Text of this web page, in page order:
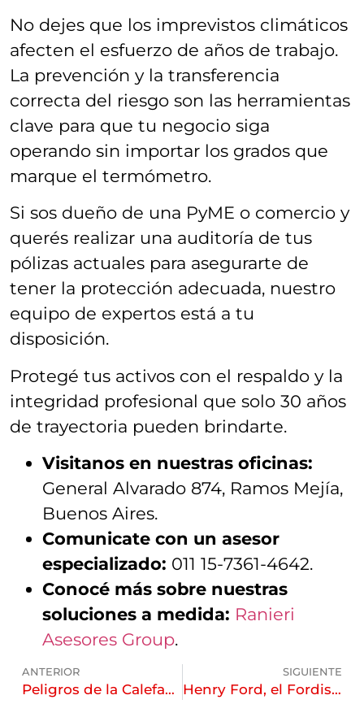
No dejes que los imprevistos climáticos
afecten el esfuerzo de años de trabajo.
La prevención y la transferencia
correcta del riesgo son las herramientas
clave para que tu negocio siga
operando sin importar los grados que
marque el termómetro.
Si sos dueño de una PyME o comercio y
querés realizar una auditoría de tus
pólizas actuales para asegurarte de
tener la protección adecuada, nuestro
equipo de expertos está a tu
disposición.
Protegé tus activos con el respaldo y la
integridad profesional que solo 30 años
de trayectoria pueden brindarte.
Visitanos en nuestras oficinas:
General Alvarado 874, Ramos Mejía,
Buenos Aires.
Comunicate con un asesor
especializado: 011 15-7361-4642.
Conocé más sobre nuestras
soluciones a medida: Ranieri
Asesores Group.
ANTERIOR
Peligros de la Calefacción en Invierno: Cómo Prevenir el Monóxido de Carbono y Proteger tu Hogar
SIGUIENTE
Henry Ford, el Fordismo y el Origen del Seguro Moderno: La Historia que Transformó el Mundo